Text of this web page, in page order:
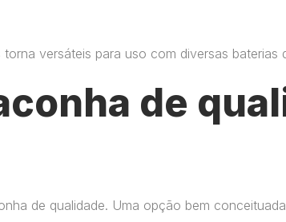
versáteis para uso com diversas baterias
de
de qualidade. Uma opção bem